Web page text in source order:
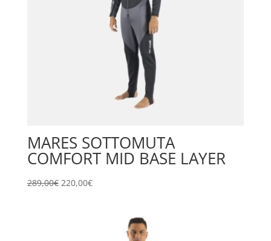
MARES SOTTOMUTA
COMFORT MID BASE LAYER
289,00€ Il
220,00€Il